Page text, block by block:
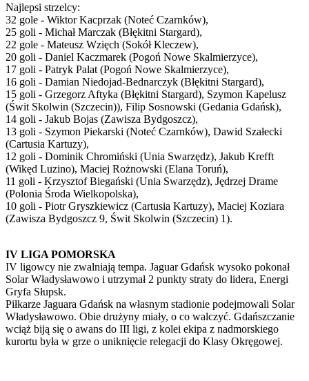
Najlepsi strzelcy:
32 gole - Wiktor Kacprzak (Noteć Czarnków),
25 goli - Michał Marczak (Błękitni Stargard),
22 gole - Mateusz Wzięch (Sokół Kleczew),
20 goli - Daniel Kaczmarek (Pogoń Nowe Skalmierzyce),
17 goli - Patryk Palat (Pogoń Nowe Skalmierzyce),
16 goli - Damian Niedojad-Bednarczyk (Błękitni Stargard),
15 goli - Grzegorz Aftyka (Błękitni Stargard), Szymon Kapelusz
(Świt Skolwin (Szczecin)), Filip Sosnowski (Gedania Gdańsk),
14 goli - Jakub Bojas (Zawisza Bydgoszcz),
13 goli - Szymon Piekarski (Noteć Czarnków), Dawid Szałecki
(Cartusia Kartuzy),
12 goli - Dominik Chromiński (Unia Swarzędz), Jakub Krefft
(Wikęd Luzino), Maciej Rożnowski (Elana Toruń),
11 goli - Krzysztof Biegański (Unia Swarzędz), Jędrzej Drame
(Polonia Środa Wielkopolska),
10 goli - Piotr Gryszkiewicz (Cartusia Kartuzy), Maciej Koziara
(Zawisza Bydgoszcz 9, Świt Skolwin (Szczecin) 1).
IV LIGA POMORSKA
IV ligowcy nie zwalniają tempa. Jaguar Gdańsk wysoko pokonał
Solar Władysławowo i utrzymał 2 punkty straty do lidera, Energi
Gryfa Słupsk.
Piłkarze Jaguara Gdańsk na własnym stadionie podejmowali Solar
Władysławowo. Obie drużyny miały, o co walczyć. Gdańszczanie
wciąż biją się o awans do III ligi, z kolei ekipa z nadmorskiego
kurortu była w grze o uniknięcie relegacji do Klasy Okręgowej.